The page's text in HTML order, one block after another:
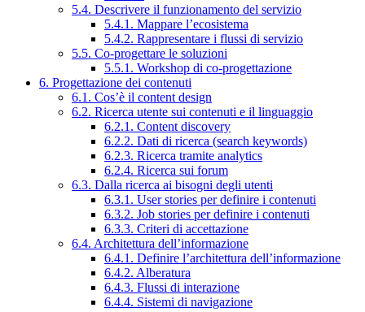
5.4. Descrivere il funzionamento del servizio
5.4.1. Mappare l’ecosistema
5.4.2. Rappresentare i flussi di servizio
5.5. Co-progettare le soluzioni
5.5.1. Workshop di co-progettazione
6. Progettazione dei contenuti
6.1. Cos’è il content design
6.2. Ricerca utente sui contenuti e il linguaggio
6.2.1. Content discovery
6.2.2. Dati di ricerca (search keywords)
6.2.3. Ricerca tramite analytics
6.2.4. Ricerca sui forum
6.3. Dalla ricerca ai bisogni degli utenti
6.3.1. User stories per definire i contenuti
6.3.2. Job stories per definire i contenuti
6.3.3. Criteri di accettazione
6.4. Architettura dell’informazione
6.4.1. Definire l’architettura dell’informazione
6.4.2. Alberatura
6.4.3. Flussi di interazione
6.4.4. Sistemi di navigazione